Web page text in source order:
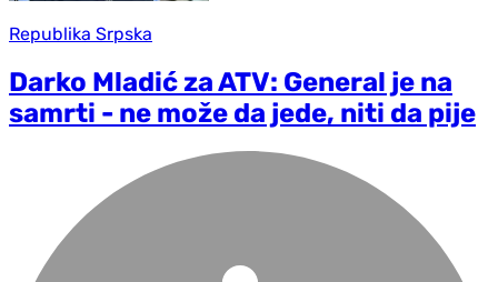
Republika Srpska
Darko Mladić za ATV: General je na
samrti - ne može da jede, niti da pije